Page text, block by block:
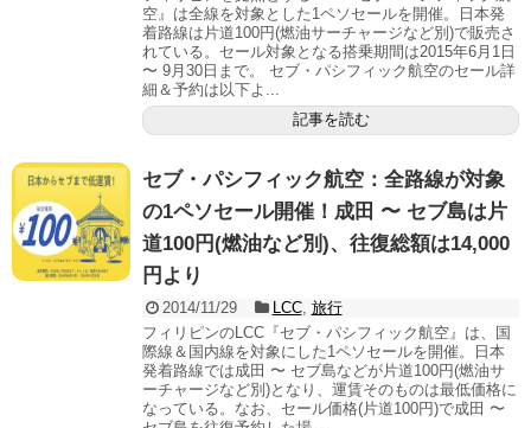
空』は全線を対象とした1ペソセールを開催。日本発
着路線は片道100円(燃油サーチャージなど別)で販売さ
れている。セール対象となる搭乗期間は2015年6月1日
〜 9月30日まで。 セブ・パシフィック航空のセール詳
細＆予約は以下よ...
記事を読む
セブ・パシフィック航空：全路線が対象
の1ペソセール開催！成田 〜 セブ島は片
道100円(燃油など別)、往復総額は14,000
円より
2014/11/29 LCC, 旅行
フィリピンのLCC『セブ・パシフィック航空』は、国
際線＆国内線を対象にした1ペソセールを開催。日本
発着路線では成田 〜 セブ島などが片道100円(燃油サ
ーチャージなど別)となり、運賃そのものは最低価格に
なっている。なお、セール価格(片道100円)で成田 〜